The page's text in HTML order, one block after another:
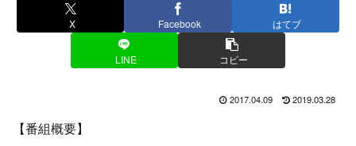
X Facebook はてブ
LINE コピー
2017.04.09 2019.03.28
【番組概要】